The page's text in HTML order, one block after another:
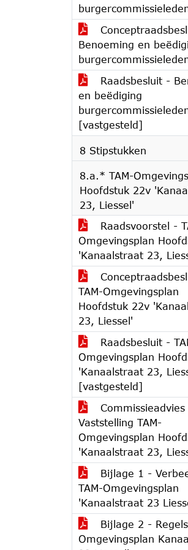
Benoeming en
Raadsbesluit -
en beëdiging
[vastgesteld]
8 Stipstukken
8.a.* TAM-
Hoofdstuk 22v
23, Liessel'
Raadsvoorstel -
Omgevingsplan
'Kanaalstraat 23,
TAM-Omgevingsplan
Hoofdstuk 22v
23, Liessel'
Raadsbesluit -
Omgevingsplan
'Kanaalstraat 23,
[vastgesteld]
Commissieadvies
Vaststelling TAM-
Omgevingsplan
'Kanaalstraat 23,
Bijlage 1 -
TAM-Omgevingsplan
'Kanaalstraat 23
Bijlage 2 -
Omgevingsplan